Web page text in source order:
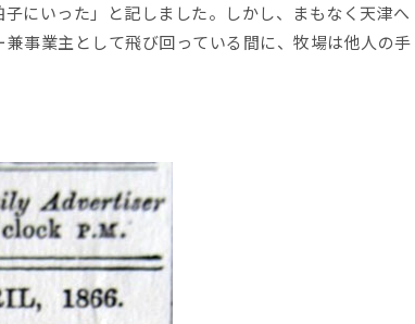
にいった」と記しました。しかし、まもなく天津へ
事業主として飛び回っている間に、牧場は他人の手